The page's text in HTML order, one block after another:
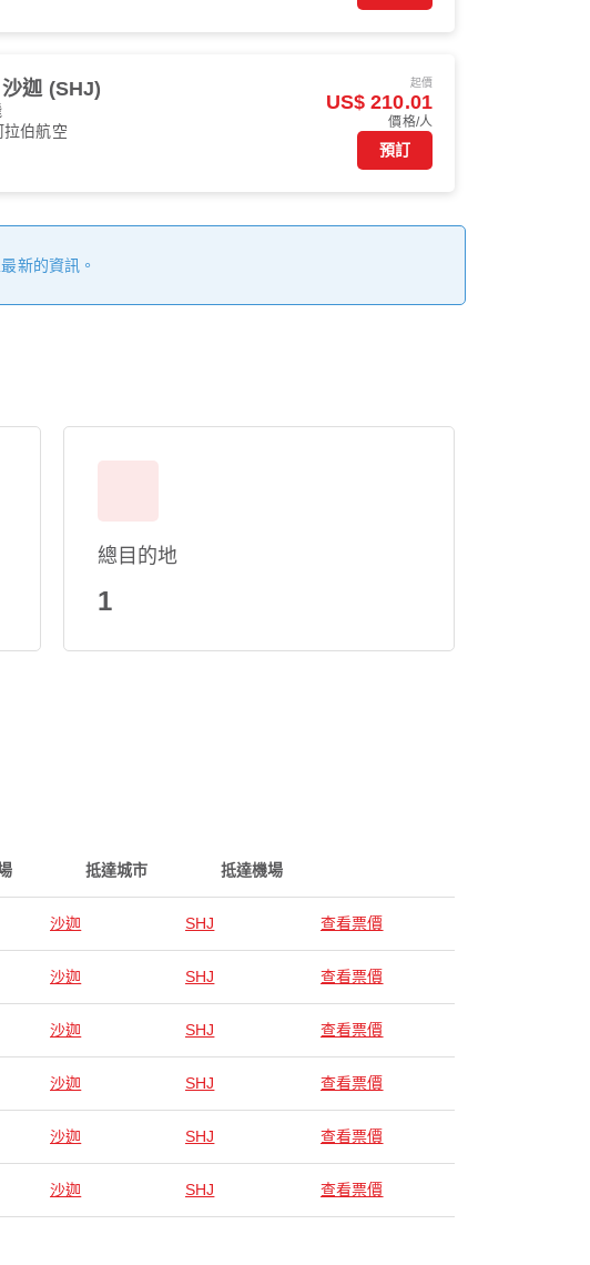
沙迦 (SHJ)
拉伯航空
起價
US$ 210.01
價格/人
預訂
新的資訊。
總目的地
1
抵達城市 抵達機場
沙迦 SHJ 查看票價
沙迦 SHJ 查看票價
沙迦 SHJ 查看票價
沙迦 SHJ 查看票價
沙迦 SHJ 查看票價
沙迦 SHJ 查看票價